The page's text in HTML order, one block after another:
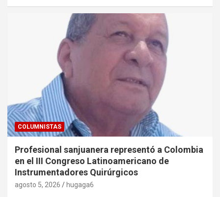
COLUMNISTAS
Profesional sanjuanera representó a Colombia
en el III Congreso Latinoamericano de
Instrumentadores Quirúrgicos
agosto 5, 2026 hugaga6